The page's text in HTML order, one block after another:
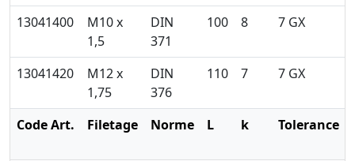
13041400
M10 x
1,5
DIN
371
100 8 7 GX
13041420
M12 x
1,75
DIN
376
110 7 7 GX
Code Art. Filetage Norme L k Tolerance